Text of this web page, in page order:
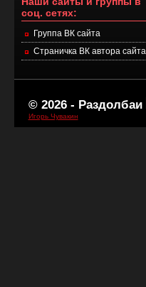
соц. сетях:
Группа ВК сайта
Страничка ВК автора сайта
© 2026 - Раздолбаи
Игорь Чувакин